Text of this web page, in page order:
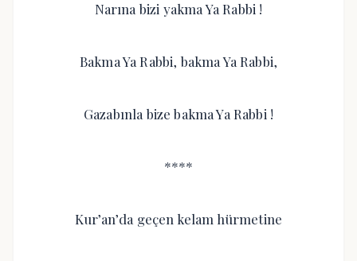
Narına bizi yakma Ya Rabbi !
Bakma Ya Rabbi, bakma Ya Rabbi,
Gazabınla bize bakma Ya Rabbi !
****
Kur’an’da geçen kelam hürmetine